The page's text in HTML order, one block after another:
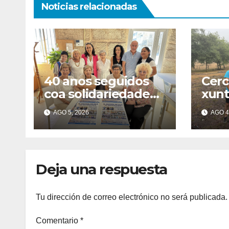
Noticias relacionadas
40 anos seguidos
coa solidariedade
por bandeira: este
venres celébrase o
Festival do Kilo no
AGO 5, 2026
das
fin
AGO
Deja una respuesta
Tu dirección de correo electrónico no será publicada.
Comentario *